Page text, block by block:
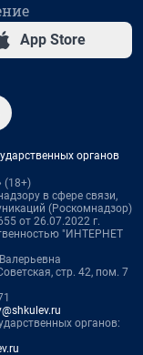
App Store
органов
(18+)
в сфере связи,
(Роскомнадзор)
от 26.07.2022 г.
"ИНТЕРНЕТ
стр. 42, пом. 7
органов: